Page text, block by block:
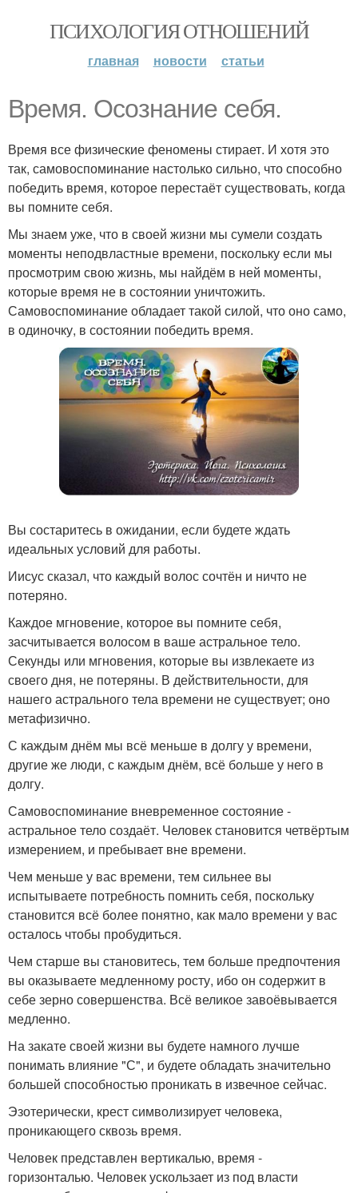
ПСИХОЛОГИЯ ОТНОШЕНИЙ
главная новости статьи
Время. Осознание себя.
Время все физические феномены стирает. И хотя это
так, самовоспоминание настолько сильно, что способно
победить время, которое перестаёт существовать, когда
вы помните себя.
Мы знаем уже, что в своей жизни мы сумели создать
моменты неподвластные времени, поскольку если мы
просмотрим свою жизнь, мы найдём в ней моменты,
которые время не в состоянии уничтожить.
Самовоспоминание обладает такой силой, что оно само,
в одиночку, в состоянии победить время.
Вы состаритесь в ожидании, если будете ждать
идеальных условий для работы.
Иисус сказал, что каждый волос сочтён и ничто не
потеряно.
Каждое мгновение, которое вы помните себя,
засчитывается волосом в ваше астральное тело.
Секунды или мгновения, которые вы извлекаете из
своего дня, не потеряны. В действительности, для
нашего астрального тела времени не существует; оно
метафизично.
С каждым днём мы всё меньше в долгу у времени,
другие же люди, с каждым днём, всё больше у него в
долгу.
Самовоспоминание вневременное состояние -
астральное тело создаёт. Человек становится четвёртым
измерением, и пребывает вне времени.
Чем меньше у вас времени, тем сильнее вы
испытываете потребность помнить себя, поскольку
становится всё более понятно, как мало времени у вас
осталось чтобы пробудиться.
Чем старше вы становитесь, тем больше предпочтения
вы оказываете медленному росту, ибо он содержит в
себе зерно совершенства. Всё великое завоёвывается
медленно.
На закате своей жизни вы будете намного лучше
понимать влияние "С", и будете обладать значительно
большей способностью проникать в извечное сейчас.
Эзотерически, крест символизирует человека,
проникающего сквозь время.
Человек представлен вертикалью, время -
горизонталью. Человек ускользает из под власти